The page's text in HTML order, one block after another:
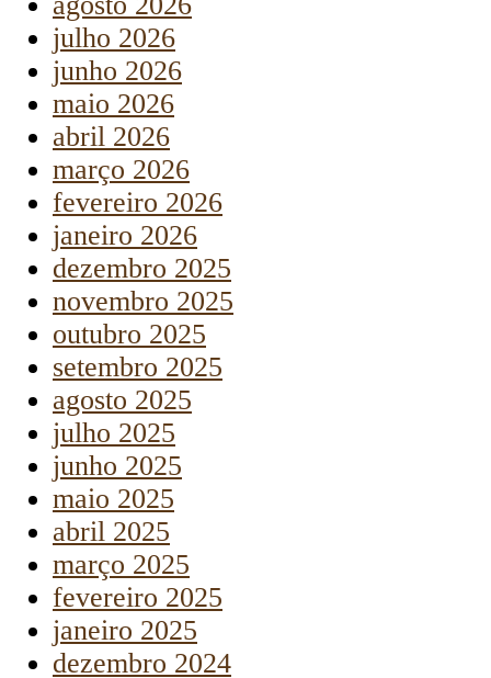
julho 2026
junho 2026
maio 2026
abril 2026
março 2026
fevereiro 2026
janeiro 2026
dezembro 2025
novembro 2025
outubro 2025
setembro 2025
agosto 2025
julho 2025
junho 2025
maio 2025
abril 2025
março 2025
fevereiro 2025
janeiro 2025
dezembro 2024